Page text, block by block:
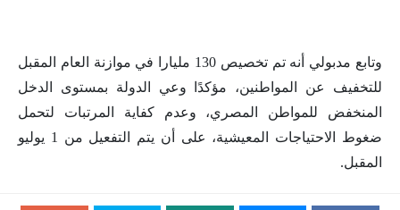
وتابع مدبولي أنه تم تخصيص 130 مليارا في موازنة العام المقبل
للتخفيف عن المواطنين، مؤكدًا وعي الدولة بمستوى الدخل
المنخفض للمواطن المصري، وعدم كفاية المرتبات لتحمل
ضغوط الاحتياجات المعيشية، على أن يتم التفعيل من 1 يوليو
المقبل.